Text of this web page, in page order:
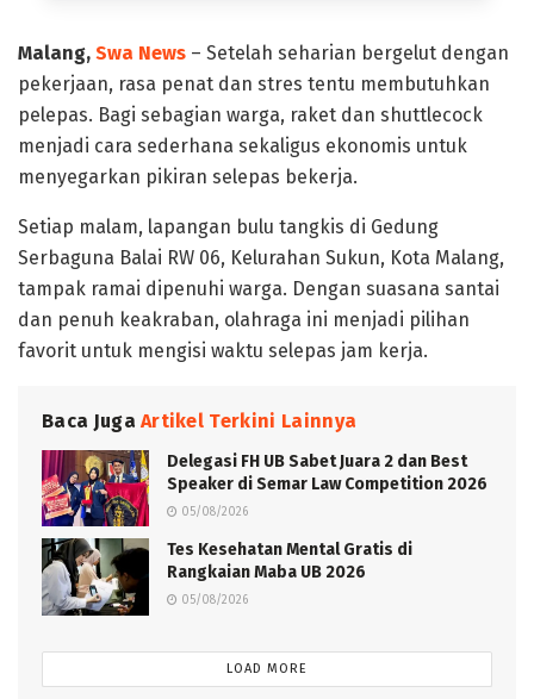
Malang, Swa News – Setelah seharian bergelut dengan
pekerjaan, rasa penat dan stres tentu membutuhkan
pelepas. Bagi sebagian warga, raket dan shuttlecock
menjadi cara sederhana sekaligus ekonomis untuk
menyegarkan pikiran selepas bekerja.
Setiap malam, lapangan bulu tangkis di Gedung
Serbaguna Balai RW 06, Kelurahan Sukun, Kota Malang,
tampak ramai dipenuhi warga. Dengan suasana santai
dan penuh keakraban, olahraga ini menjadi pilihan
favorit untuk mengisi waktu selepas jam kerja.
Baca Juga Artikel Terkini Lainnya
Delegasi FH UB Sabet Juara 2 dan Best
Speaker di Semar Law Competition 2026
05/08/2026
Tes Kesehatan Mental Gratis di
Rangkaian Maba UB 2026
05/08/2026
LOAD MORE